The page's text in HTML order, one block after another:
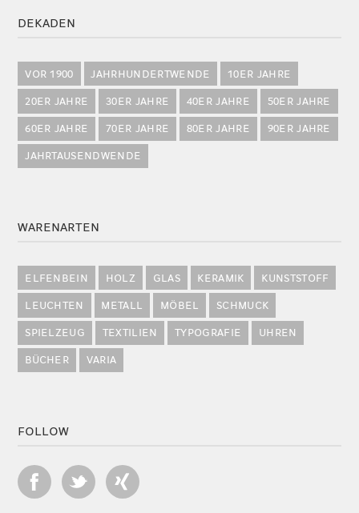
DEKADEN
VOR 1900 JAHRHUNDERTWENDE 10ER JAHRE
20ER JAHRE 30ER JAHRE 40ER JAHRE 50ER JAHRE
60ER JAHRE 70ER JAHRE 80ER JAHRE 90ER JAHRE
JAHRTAUSENDWENDE
WARENARTEN
ELFENBEIN HOLZ GLAS KERAMIK KUNSTSTOFF
LEUCHTEN METALL MÖBEL SCHMUCK
SPIELZEUG TEXTILIEN TYPOGRAFIE UHREN
BÜCHER VARIA
FOLLOW